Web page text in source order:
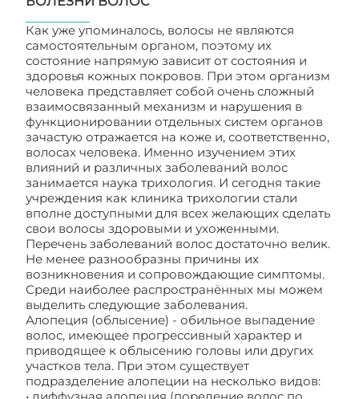
Как уже упоминалось, волосы не являются
самостоятельным органом, поэтому их
состояние напрямую зависит от состояния и
здоровья кожных покровов. При этом организм
человека представляет собой очень сложный
взаимосвязанный механизм и нарушения в
функционировании отдельных систем органов
зачастую отражается на коже и, соответственно,
волосах человека. Именно изучением этих
влияний и различных заболеваний волос
занимается наука трихология. И сегодня такие
учреждения как клиника трихологии стали
вполне доступными для всех желающих сделать
свои волосы здоровыми и ухоженными.
Перечень заболеваний волос достаточно велик.
Не менее разнообразны причины их
возникновения и сопровождающие симптомы.
Среди наиболее распространённых мы можем
выделить следующие заболевания.
Алопеция (облысение) - обильное выпадение
волос, имеющее прогрессивный характер и
приводящее к облысению головы или других
участков тела. При этом существует
подразделение алопеции на несколько видов: